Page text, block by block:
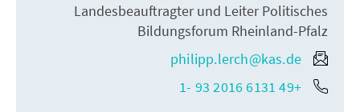
Landesbeauftragter und Leiter Politisches
Bildungsforum Rheinland-Pfalz
philipp.lerch@kas.de
+49 6131 2016 93 -1